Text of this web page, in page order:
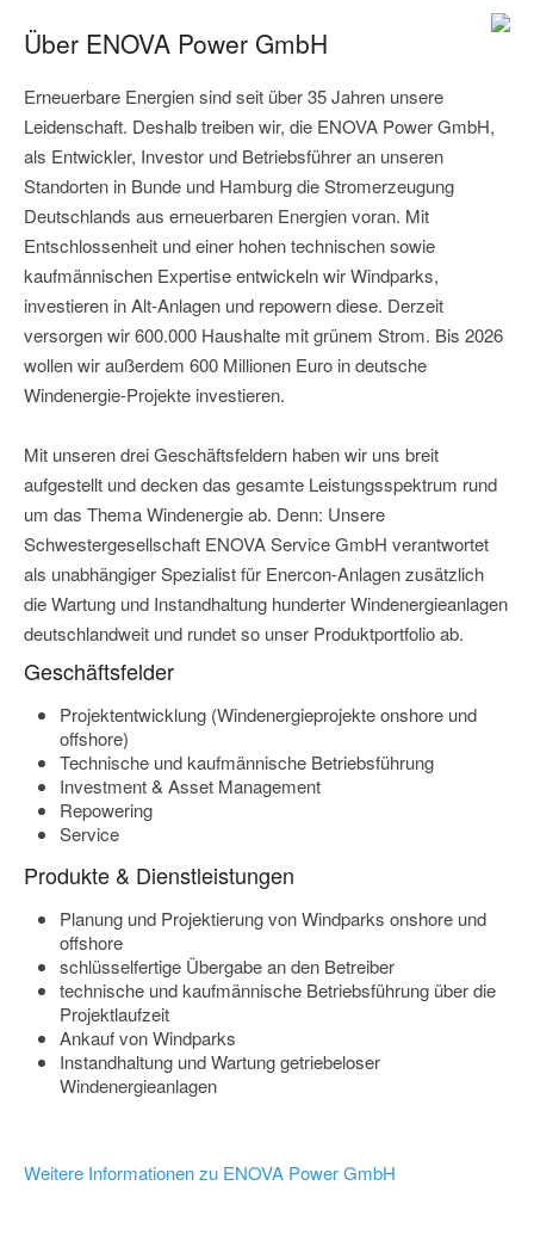
Über ENOVA Power GmbH
Erneuerbare Energien sind seit über 35 Jahren unsere
Leidenschaft. Deshalb treiben wir, die ENOVA Power GmbH,
als Entwickler, Investor und Betriebsführer an unseren
Standorten in Bunde und Hamburg die Stromerzeugung
Deutschlands aus erneuerbaren Energien voran. Mit
Entschlossenheit und einer hohen technischen sowie
kaufmännischen Expertise entwickeln wir Windparks,
investieren in Alt-Anlagen und repowern diese. Derzeit
versorgen wir 600.000 Haushalte mit grünem Strom. Bis 2026
wollen wir außerdem 600 Millionen Euro in deutsche
Windenergie-Projekte investieren.
Mit unseren drei Geschäftsfeldern haben wir uns breit
aufgestellt und decken das gesamte Leistungsspektrum rund
um das Thema Windenergie ab. Denn: Unsere
Schwestergesellschaft ENOVA Service GmbH verantwortet
als unabhängiger Spezialist für Enercon-Anlagen zusätzlich
die Wartung und Instandhaltung hunderter Windenergieanlagen
deutschlandweit und rundet so unser Produktportfolio ab.
Geschäftsfelder
Projektentwicklung (Windenergieprojekte onshore und
offshore)
Technische und kaufmännische Betriebsführung
Investment & Asset Management
Repowering
Service
Produkte & Dienstleistungen
Planung und Projektierung von Windparks onshore und
offshore
schlüsselfertige Übergabe an den Betreiber
technische und kaufmännische Betriebsführung über die
Projektlaufzeit
Ankauf von Windparks
Instandhaltung und Wartung getriebeloser
Windenergieanlagen
Weitere Informationen zu ENOVA Power GmbH